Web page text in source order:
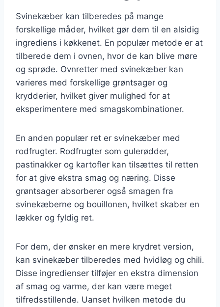
Svinekæber kan tilberedes på mange
forskellige måder, hvilket gør dem til en alsidig
ingrediens i køkkenet. En populær metode er at
tilberede dem i ovnen, hvor de kan blive møre
og sprøde. Ovnretter med svinekæber kan
varieres med forskellige grøntsager og
krydderier, hvilket giver mulighed for at
eksperimentere med smagskombinationer.
En anden populær ret er svinekæber med
rodfrugter. Rodfrugter som gulerødder,
pastinakker og kartofler kan tilsættes til retten
for at give ekstra smag og næring. Disse
grøntsager absorberer også smagen fra
svinekæberne og bouillonen, hvilket skaber en
lækker og fyldig ret.
For dem, der ønsker en mere krydret version,
kan svinekæber tilberedes med hvidløg og chili.
Disse ingredienser tilføjer en ekstra dimension
af smag og varme, der kan være meget
tilfredsstillende. Uanset hvilken metode du